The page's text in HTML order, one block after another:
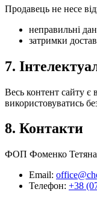
Продавець не несе
неправильні
затримки
7.
Весь контент сайту є
використовуватись
8. Контакти
ФОП Фоменко Тетяна
Email:
Телефон: +38